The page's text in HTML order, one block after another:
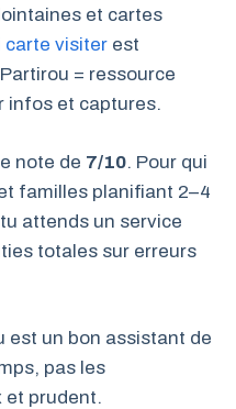
et cartes
carte visiter est
= ressource
infos et captures.
note de 7/10. Pour qui
familles planifiant 2–4
attends un service
totales sur erreurs
est un bon assistant de
pas les
et prudent.